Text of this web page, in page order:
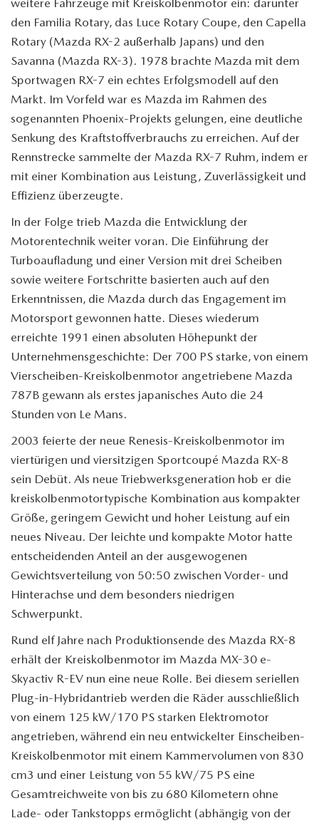
den Familia Rotary, das Luce Rotary Coupe, den Capella
Rotary (Mazda RX-2 außerhalb Japans) und den
Savanna (Mazda RX-3). 1978 brachte Mazda mit dem
Sportwagen RX-7 ein echtes Erfolgsmodell auf den
Markt. Im Vorfeld war es Mazda im Rahmen des
sogenannten Phoenix-Projekts gelungen, eine deutliche
Senkung des Kraftstoffverbrauchs zu erreichen. Auf der
Rennstrecke sammelte der Mazda RX-7 Ruhm, indem er
mit einer Kombination aus Leistung, Zuverlässigkeit und
Effizienz überzeugte.
In der Folge trieb Mazda die Entwicklung der
Motorentechnik weiter voran. Die Einführung der
Turboaufladung und einer Version mit drei Scheiben
sowie weitere Fortschritte basierten auch auf den
Erkenntnissen, die Mazda durch das Engagement im
Motorsport gewonnen hatte. Dieses wiederum
erreichte 1991 einen absoluten Höhepunkt der
Unternehmensgeschichte: Der 700 PS starke, von einem
Vierscheiben-Kreiskolbenmotor angetriebene Mazda
787B gewann als erstes japanisches Auto die 24
Stunden von Le Mans.
2003 feierte der neue Renesis-Kreiskolbenmotor im
viertürigen und viersitzigen Sportcoupé Mazda RX-8
sein Debüt. Als neue Triebwerksgeneration hob er die
kreiskolbenmotortypische Kombination aus kompakter
Größe, geringem Gewicht und hoher Leistung auf ein
neues Niveau. Der leichte und kompakte Motor hatte
entscheidenden Anteil an der ausgewogenen
Gewichtsverteilung von 50:50 zwischen Vorder- und
Hinterachse und dem besonders niedrigen
Schwerpunkt.
Rund elf Jahre nach Produktionsende des Mazda RX-8
erhält der Kreiskolbenmotor im Mazda MX-30 e-
Skyactiv R-EV nun eine neue Rolle. Bei diesem seriellen
Plug-in-Hybridantrieb werden die Räder ausschließlich
von einem 125 kW/170 PS starken Elektromotor
angetrieben, während ein neu entwickelter Einscheiben-
Kreiskolbenmotor mit einem Kammervolumen von 830
cm3 und einer Leistung von 55 kW/75 PS eine
Gesamtreichweite von bis zu 680 Kilometern ohne
Lade- oder Tankstopps ermöglicht (abhängig von der